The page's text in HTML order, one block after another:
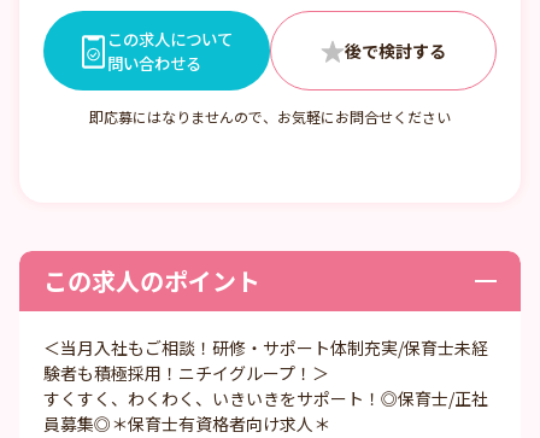
オープンから現在まで、お子様のお預かり
最終時間20:00です。
この求人について
問い合わせる
即応募にはなりませんので、お気軽にお問合せください
この求人のポイント
＜当月入社もご相談！研修・サポート体制充実/保育士未経
験者も積極採用！ニチイグループ！＞
すくすく、わくわく、いきいきをサポート！◎保育士/正社
員募集◎＊保育士有資格者向け求人＊